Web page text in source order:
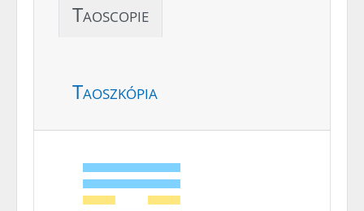
Taoscopie
Taoszkópia